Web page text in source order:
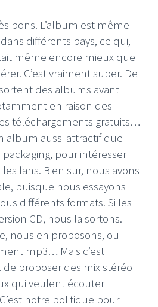
bons. L’album est même
différents pays, ce qui,
même encore mieux que
C’est vraiment super. De
des albums avant
en raison des
téléchargements gratuits…
album aussi attractif que
pour intéresser
fans. Bien sur, nous avons
puisque nous essayons
différents formats. Si les
CD, nous la sortons.
nous en proposons, ou
mp3… Mais c’est
proposer des mix stéréo
qui veulent écouter
notre politique pour